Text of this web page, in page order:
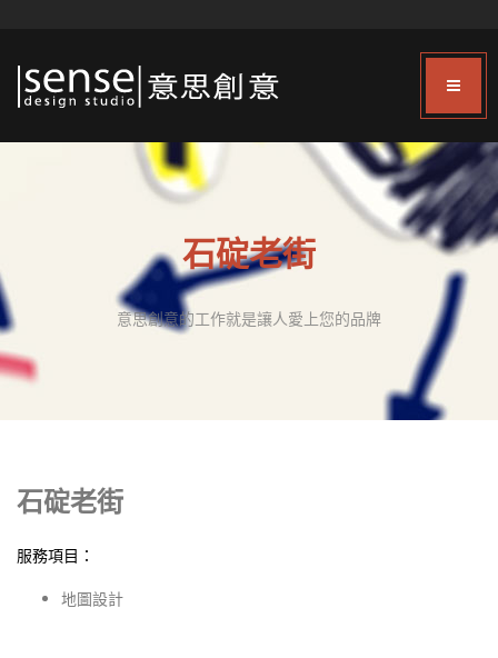
石碇老街
意思創意的工作就是讓人愛上您的品牌
石碇老街
服務項目：
地圖設計